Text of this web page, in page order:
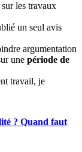
les travaux
un seul avis
argumentation
une période de
travail, je
? Quand faut